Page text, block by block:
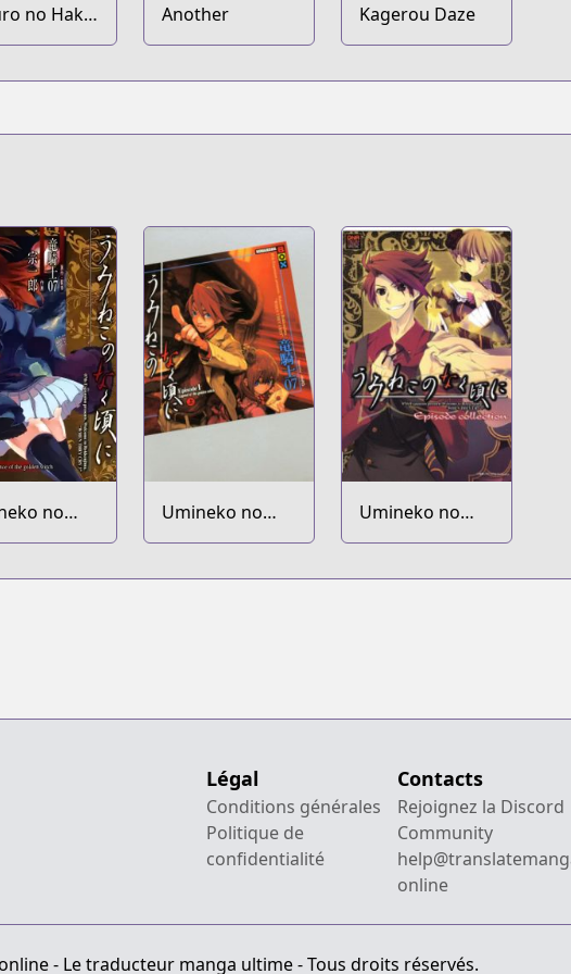
no Hako
no
Another Kagerou Daze
no
Koro ni -
Umineko no
Naku Koro ni
Umineko no
Naku Koro ni:
Légal
Conditions générales
Politique de
confidentialité
Contacts
Rejoignez la Discord
Community
online
- Le traducteur manga ultime - Tous droits réservés.